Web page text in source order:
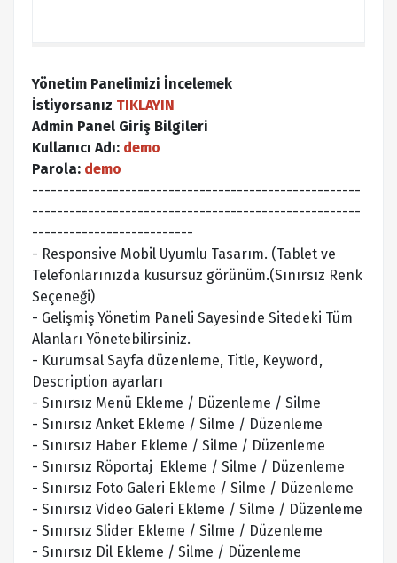
Yönetim Panelimizi İncelemek
İstiyorsanız TIKLAYIN
Admin Panel Giriş Bilgileri
Kullanıcı Adı: demo
Parola: demo
-----------------------------------------------------
-----------------------------------------------------
--------------------------
- Responsive Mobil Uyumlu Tasarım. (Tablet ve
Telefonlarınızda kusursuz görünüm.(Sınırsız Renk
Seçeneği)
- Gelişmiş Yönetim Paneli Sayesinde Sitedeki Tüm
Alanları Yönetebilirsiniz.
- Kurumsal Sayfa düzenleme, Title, Keyword,
Description ayarları
- Sınırsız Menü Ekleme / Düzenleme / Silme
- Sınırsız Anket Ekleme / Silme / Düzenleme
- Sınırsız Haber Ekleme / Silme / Düzenleme
- Sınırsız Röportaj Ekleme / Silme / Düzenleme
- Sınırsız Foto Galeri Ekleme / Silme / Düzenleme
- Sınırsız Video Galeri Ekleme / Silme / Düzenleme
- Sınırsız Slider Ekleme / Silme / Düzenleme
- Sınırsız Dil Ekleme / Silme / Düzenleme